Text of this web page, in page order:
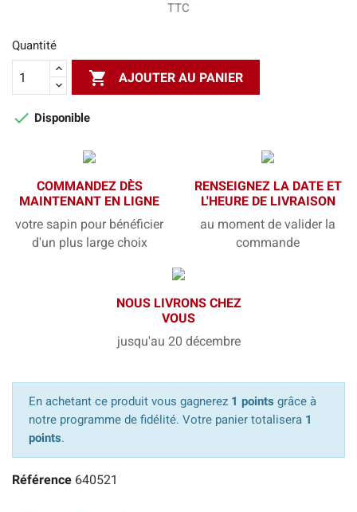
TTC
Quantité
 AJOUTER AU PANIER
 Disponible
COMMANDEZ DÈS
MAINTENANT EN LIGNE
votre sapin pour bénéficier
d'un plus large choix
RENSEIGNEZ LA DATE ET
L'HEURE DE LIVRAISON
au moment de valider la
commande
NOUS LIVRONS CHEZ
VOUS
jusqu'au 20 décembre
En achetant ce produit vous gagnerez 1 points grâce à
notre programme de fidélité. Votre panier totalisera 1
points.
Référence 640521